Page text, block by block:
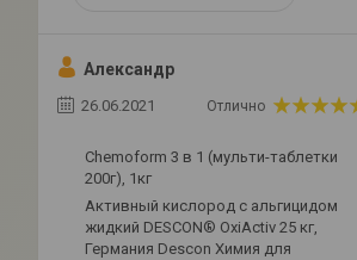
Александр
26.06.2021 Отлично
Chemoform 3 в 1 (мульти-таблетки
200г), 1кг
Активный кислород с альгицидом
жидкий DESCON® OxiActiv 25 кг,
Германия Descon Химия для